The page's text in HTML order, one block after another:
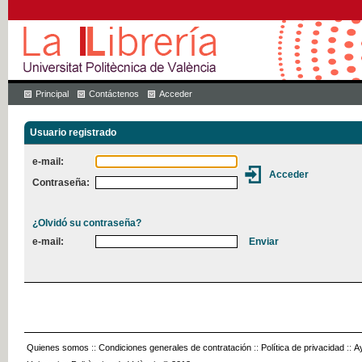
Principal Contáctenos Acceder
Usuario registrado
e-mail:
Contraseña:
¿Olvidó su contraseña?
e-mail:
Quienes somos :: Condiciones generales de contratación :: Política de privacidad ::